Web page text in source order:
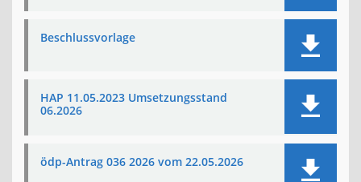
Beschlussvorlage
HAP 11.05.2023 Umsetzungsstand
06.2026
ödp-Antrag 036 2026 vom 22.05.2026